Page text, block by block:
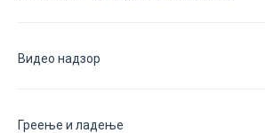
Видео надзор
Греење и ладење